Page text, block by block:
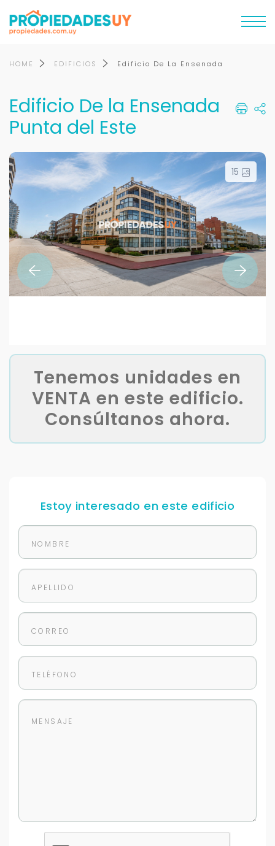
HOME EDIFICIOS Edificio De La Ensenada
Edificio De la Ensenada
Punta del Este
15
Tenemos unidades en
VENTA en este edificio.
Consúltanos ahora.
Estoy interesado en este edificio